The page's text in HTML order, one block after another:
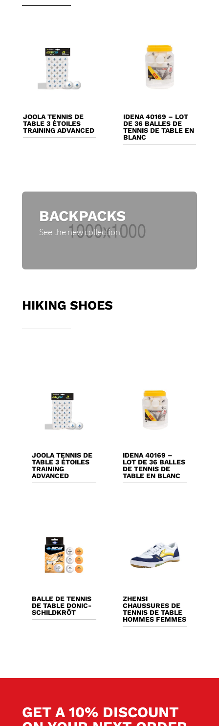
JOOLA TENNIS DE
TABLE 3 ÉTOILES
TRAINING ADVANCED
IDENA 40169 – LOT
DE 36 BALLES DE
TENNIS DE TABLE EN
BLANC
BACKPACKS
See the new collection
HIKING SHOES
JOOLA TENNIS DE
TABLE 3 ÉTOILES
TRAINING
ADVANCED
IDENA 40169 –
LOT DE 36 BALLES
DE TENNIS DE
TABLE EN BLANC
BALLE DE TENNIS
DE TABLE DONIC-
SCHILDKRÖT
ZHENSI
CHAUSSURES DE
TENNIS DE TABLE
HOMMES FEMMES
GET A 10% DISCOUNT